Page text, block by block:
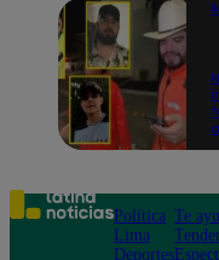
Política
Lima
Deportes
Te